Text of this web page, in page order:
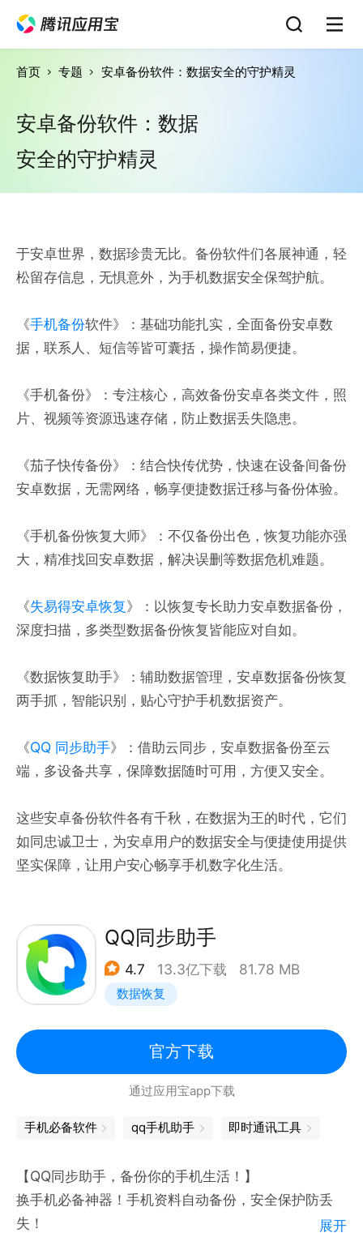
首页 专题 安卓备份软件：数据安全的守护精灵
安卓备份软件：数据
安全的守护精灵
于安卓世界，数据珍贵无比。备份软件们各展神通，轻
松留存信息，无惧意外，为手机数据安全保驾护航。
《手机备份软件》：基础功能扎实，全面备份安卓数
据，联系人、短信等皆可囊括，操作简易便捷。
《手机备份》：专注核心，高效备份安卓各类文件，照
片、视频等资源迅速存储，防止数据丢失隐患。
《茄子快传备份》：结合快传优势，快速在设备间备份
安卓数据，无需网络，畅享便捷数据迁移与备份体验。
《手机备份恢复大师》：不仅备份出色，恢复功能亦强
大，精准找回安卓数据，解决误删等数据危机难题。
《失易得安卓恢复》：以恢复专长助力安卓数据备份，
深度扫描，多类型数据备份恢复皆能应对自如。
《数据恢复助手》：辅助数据管理，安卓数据备份恢复
两手抓，智能识别，贴心守护手机数据资产。
《QQ 同步助手》：借助云同步，安卓数据备份至云
端，多设备共享，保障数据随时可用，方便又安全。
这些安卓备份软件各有千秋，在数据为王的时代，它们
如同忠诚卫士，为安卓用户的数据安全与便捷使用提供
坚实保障，让用户安心畅享手机数字化生活。
QQ同步助手
4.7 13.3亿下载 81.78 MB
数据恢复
官方下载
通过应用宝app下载
手机必备软件 qq手机助手 即时通讯工具
【QQ同步助手，备份你的手机生活！】
换手机必备神器！手机资料自动备份，安全保护防丢
失！
展开